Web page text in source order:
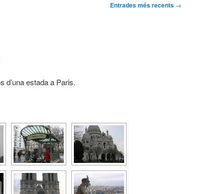
Entrades més recents →
d’una estada a Paris.